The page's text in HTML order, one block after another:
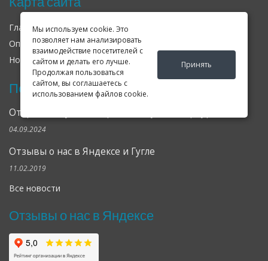
Мы используем cookie. Это
позволяет нам анализировать
взаимодействие посетителей с
сайтом и делать его лучше.
Продолжая пользоваться
сайтом, вы соглашаетесь с
использованием файлов cookie.
Принять
Главная О нас
Оплата
Доставка
Новости
Оферта Соглашение
Последние новости
Открылся клубный сервис Geely в Петербурге
04.09.2024
Отзывы о нас в Яндексе и Гугле
11.02.2019
Все новости
Отзывы о нас в Яндексе